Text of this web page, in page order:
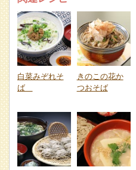
白菜みぞれそ
ば
きのこの花か
つおそば